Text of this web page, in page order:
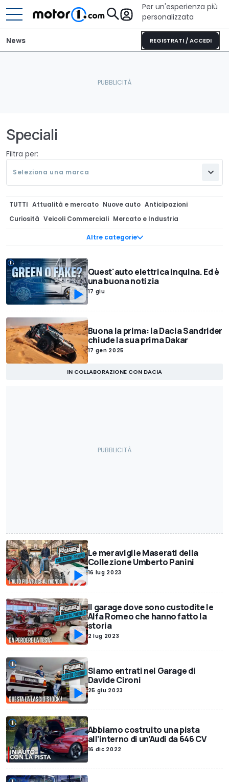
Per un'esperienza più
personalizzata
REGISTRATI / ACCEDI
News
Speciali
Filtra per:
Seleziona una marca
Altre categorie
TUTTI Attualità e mercato Nuove auto Anticipazioni
Curiosità Veicoli Commerciali Mercato e Industria
Tecnologia Spy Foto
Auto Aziendali e Flotte
Allestimenti ed Equipaggiamenti Promozioni auto Design
Interviste
Prototipi & Concept
Trasporto Pesante Rendering Tuning Eventi
Auto e Storia
InsideEVs.it OmniTrattore.it
Live Motorsport.it Motorsport Network
Le dritte di Andrea
Quest'auto elettrica inquina. Ed è
una buona notizia
17 giu
Buona la prima: la Dacia Sandrider
chiude la sua prima Dakar
17 gen 2025
IN COLLABORAZIONE CON DACIA
Le meraviglie Maserati della
Collezione Umberto Panini
16 lug 2023
Il garage dove sono custodite le
Alfa Romeo che hanno fatto la
storia
2 lug 2023
Siamo entrati nel Garage di
Davide Cironi
25 giu 2023
Abbiamo costruito una pista
all’interno di un’Audi da 646 CV
16 dic 2022